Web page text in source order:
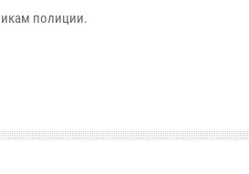
полиции.